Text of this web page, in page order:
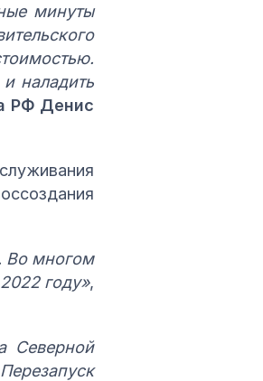
минуты
наладить
РФ Денис
Во многом
году»,
Северной